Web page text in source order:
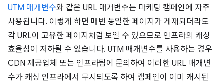
UTM 매개변수와 같은 URL 매개변수는 마케팅 캠페인에 자주
사용됩니다. 이렇게 하면 매번 동일한 페이지가 게재되더라도
각 URL이 고유한 페이지처럼 보일 수 있으므로 인프라의 캐싱
효율성이 저하될 수 있습니다. UTM 매개변수를 사용하는 경우
CDN 제공업체 또는 인프라팀에 문의하여 이러한 URL 매개변
수가 캐싱 인프라에서 무시되도록 하여 캠페인이 이미 캐시된